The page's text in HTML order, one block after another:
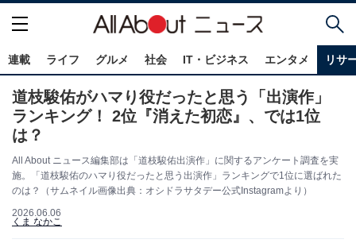
連載 ライフ グルメ 社会 IT・ビジネス エンタメ リサ
道枝駿佑がハマり役だったと思う「出演作」
ランキング！ 2位『消えた初恋』、では1位
は？
All About ニュース編集部は「道枝駿佑出演作」に関するアンケート調査を実
施。「道枝駿佑のハマり役だったと思う出演作」ランキングで1位に選ばれた
のは？（サムネイル画像出典：オシドラサタデー公式Instagramより）
2026.06.06
くま なかこ